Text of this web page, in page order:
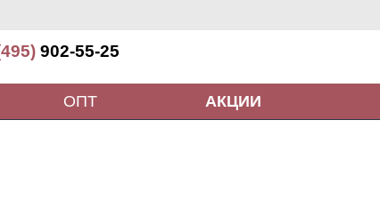
902-55-25
ОПТ АКЦИИ